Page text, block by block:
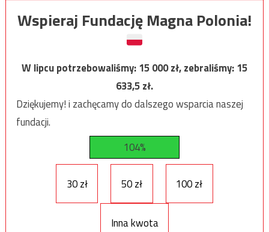
Wspieraj Fundację Magna Polonia!
W lipcu potrzebowaliśmy:15 000zł, zebraliśmy:15
633,5zł.
Dziękujemy! i zachęcamy do dalszego wsparcia naszej
fundacji.
104%
30 zł 50 zł 100 zł
Inna kwota